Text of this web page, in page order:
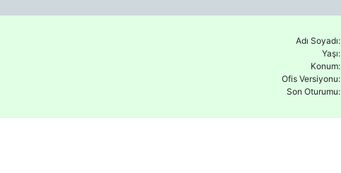
Adı Soyadı:
Yaşı:
Konum:
Ofis Versiyonu:
Son Oturumu: